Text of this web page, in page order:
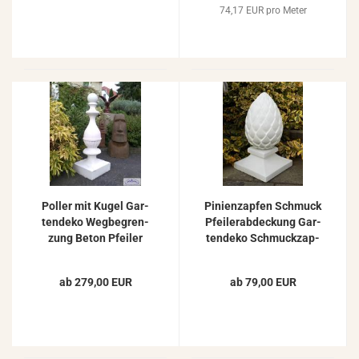
74,17 EUR pro Meter
Pol­ler mit Kugel Gar­
ten­de­ko Weg­be­gren­
zung Beton Pfei­ler
130kg
ab 279,00 EUR
Pi­ni­en­zap­fen Schmuck
Pfei­ler­ab­de­ckung Gar­
ten­de­ko Schmuck­zap­
ab 79,00 EUR